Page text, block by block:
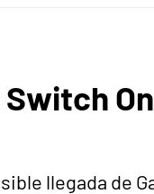
llegada de